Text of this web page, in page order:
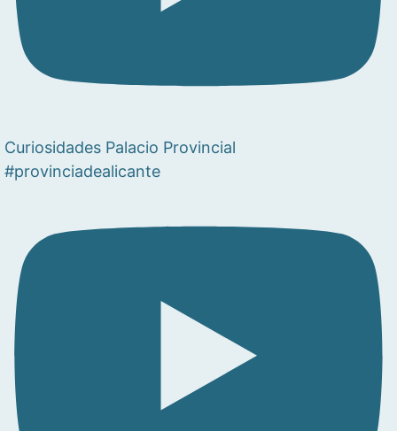
Curiosidades Palacio Provincial
#provinciadealicante